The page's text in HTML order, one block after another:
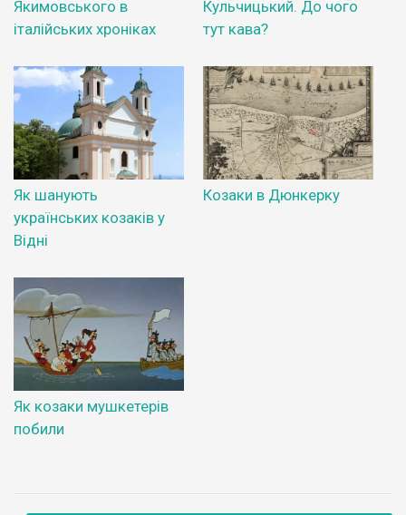
Якимовського в
італійських хроніках
Кульчицький. До чого
тут кава?
Як шанують
українських козаків у
Відні
Козаки в Дюнкерку
Як козаки мушкетерів
побили